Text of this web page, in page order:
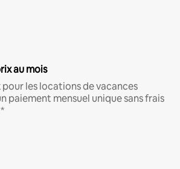
au mois
pour les locations de vacances
paiement mensuel unique sans frais